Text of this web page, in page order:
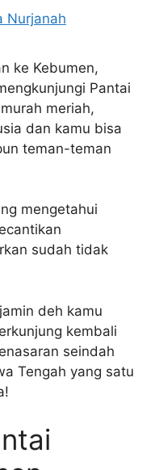
Nurjanah
ke Kebumen,
Pantai
meriah,
dan kamu bisa
teman-teman
mengetahui
sudah tidak
deh kamu
kembali
seindah
Tengah yang satu